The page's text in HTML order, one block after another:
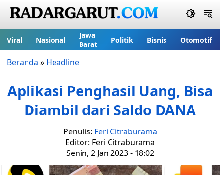
Viral Nasional
Jawa
Barat
Politik Bisnis Otomotif
Beranda » Headline
Aplikasi Penghasil Uang, Bisa
Diambil dari Saldo DANA
Penulis: Feri Citraburama
Editor: Feri Citraburama
Senin, 2 Jan 2023 - 18:02